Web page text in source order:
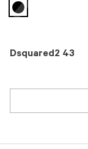
Dsquared2 43
selected